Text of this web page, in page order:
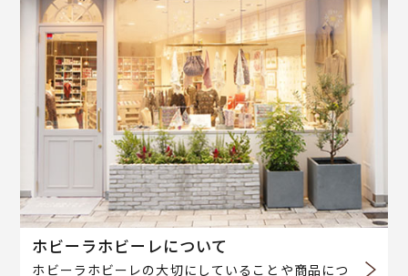
ホビーラホビーレについて
ホビーラホビーレの大切にしていることや商品につ